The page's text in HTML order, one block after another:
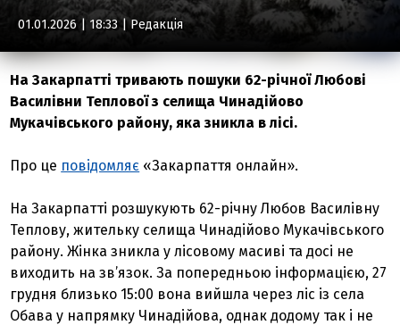
01.01.2026 | 18:33 |Редакція
На Закарпатті тривають пошуки 62-річної Любові
Василівни Теплової з селища Чинадійово
Мукачівського району, яка зникла в лісі.
Про це повідомляє «Закарпаття онлайн».
На Закарпатті розшукують 62-річну Любов Василівну
Теплову, жительку селища Чинадійово Мукачівського
району. Жінка зникла у лісовому масиві та досі не
виходить на зв’язок. За попередньою інформацією, 27
грудня близько 15:00 вона вийшла через ліс із села
Обава у напрямку Чинадійова, однак додому так і не